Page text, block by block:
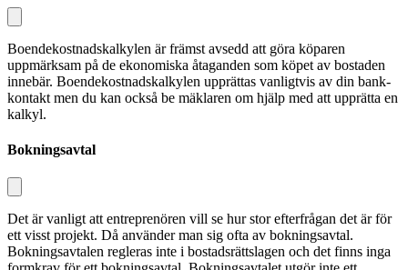
Boendekostnadskalkylen är främst av­sedd att göra köparen
uppmärksam på de ekonomiska åtaganden som köpet av bostaden
innebär. Boendekostnadskal­kylen upprättas vanligtvis av din bank­
kontakt men du kan också be mäklaren om hjälp med att upprätta en
kalkyl.
Bokningsavtal
Det är vanligt att entreprenören vill se hur stor efterfrågan det är för
ett visst projekt. Då använder man sig ofta av bokningsavtal.
Bokningsavtalen regleras inte i bostadsrättslagen och det finns inga